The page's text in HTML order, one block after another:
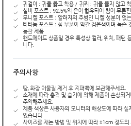
귀걸이 : 귀를 뚫고 착용 / 귀찌 : 귀를 뚫지 않고
실버 포스트 : 92.5%의 은이 함유되어 침이 무른
무니켈 포스트 : 알러지의 주범인 니켈 성분이 없
티타늄 포스트 : 침 부분이 약간 검은색이며 녹슨
능한 제품
핸드메이드 상품일 경우 특성상 컬러, 위치, 패턴
니다.
주의사항
땀, 화장 이물질 제거 후 지퍼백에 보관해주세요.
소재에 따라 충격 및 습기에 의해 제품이 손상되
주의해주세요.
제품 색상은 사용자의 모니터의 해상도에 따라
있습니다.
사이즈를 재는 방법 및 위치에 따라 ±1cm 정도의